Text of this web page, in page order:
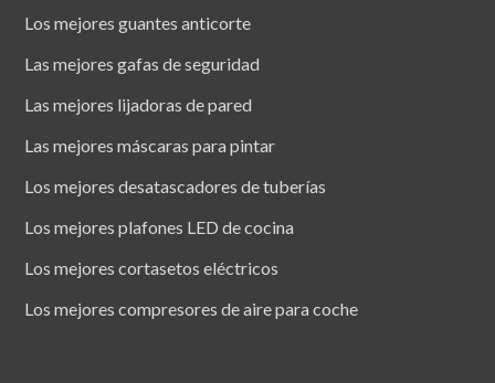
Los mejores guantes anticorte
Las mejores gafas de seguridad
Las mejores lijadoras de pared
Las mejores máscaras para pintar
Los mejores desatascadores de tuberías
Los mejores plafones LED de cocina
Los mejores cortasetos eléctricos
Los mejores compresores de aire para coche